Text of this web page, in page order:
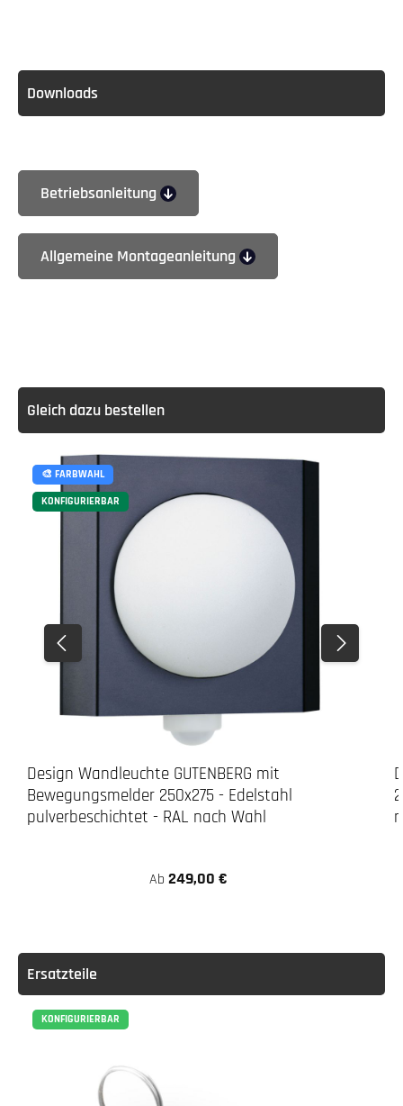
Downloads
Betriebsanleitung
Allgemeine Montageanleitung
Gleich dazu bestellen
🎨 FARBWAHL
KONFIGURIERBAR
Design Wandleuchte GUTENBERG mit
Bewegungsmelder 250x275 - Edelstahl
pulverbeschichtet - RAL nach Wahl
Ab 249,00 €
Ersatzteile
KONFIGURIERBAR